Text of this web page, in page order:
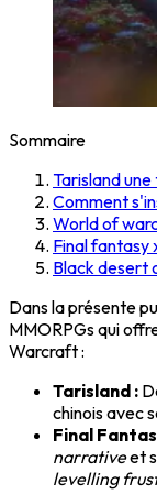
Sommaire
Tarisland
Comment
World of
Final fantasy
Black desert
Dans la présente
MMORPGs qui
Warcraft :
Tarisland :
chinois avec
Final
narrativeet
levelling